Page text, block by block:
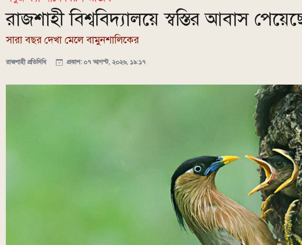
রাজশাহী বিশ্ববিদ্যালয়ে স্বস্তির আবাস
সারা বছর দেখা মেলে বামুনশালিকের
রাজশাহী প্রতিনিধি প্রকাশ: ০৭ আগস্ট, ২০২৬, ১৯:১৭